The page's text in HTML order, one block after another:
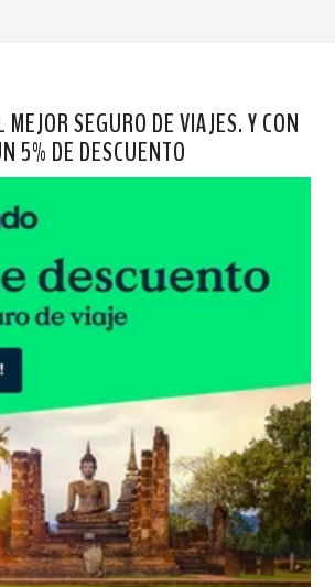
MEJOR SEGURO DE VIAJES. Y CON
5% DE DESCUENTO